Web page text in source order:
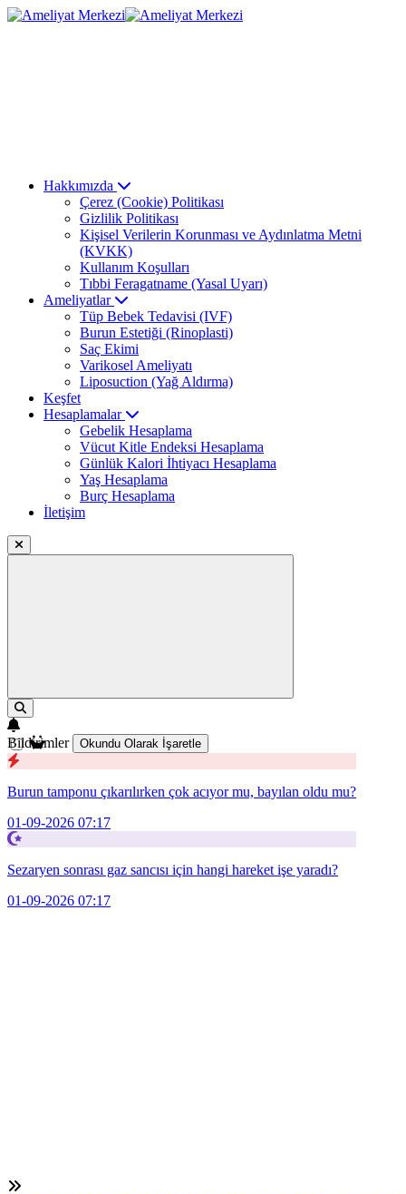
Hakkımızda
Çerez (Cookie) Politikası
Gizlilik Politikası
Kişisel Verilerin Korunması ve Aydınlatma Metni
(KVKK)
Kullanım Koşulları
Tıbbi Feragatname (Yasal Uyarı)
Ameliyatlar
Tüp Bebek Tedavisi (IVF)
Burun Estetiği (Rinoplasti)
Saç Ekimi
Varikosel Ameliyatı
Liposuction (Yağ Aldırma)
Keşfet
Hesaplamalar
Gebelik Hesaplama
Vücut Kitle Endeksi Hesaplama
Günlük Kalori İhtiyacı Hesaplama
Yaş Hesaplama
Burç Hesaplama
İletişim
Bildirimler Okundu Olarak İşaretle
Burun tamponu çıkarılırken çok acıyor mu, bayılan oldu mu?
01-09-2026 07:17
Sezaryen sonrası gaz sancısı için hangi hareket işe yaradı?
01-09-2026 07:17